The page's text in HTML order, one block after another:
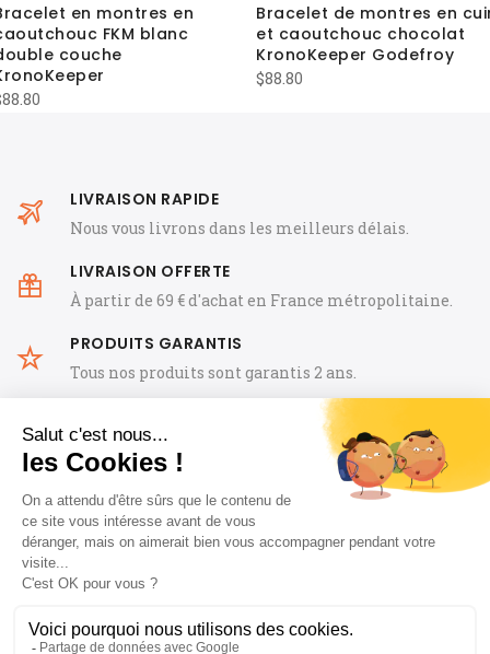
en montres en
FKM blanc
couche
88.80
Bracelet de montres en
et caoutchouc chocolat
KronoKeeper Godefroy
$88.80
LIVRAISON RAPIDE
Nous vous livrons dans les meilleurs délais.
LIVRAISON OFFERTE
À partir de 69 € d'achat en France métropolitaine.
PRODUITS GARANTIS
Tous nos produits sont garantis 2 ans.